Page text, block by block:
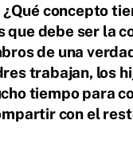
concepto
que debe ser la
de una
trabajan, los
tiempo para
con el